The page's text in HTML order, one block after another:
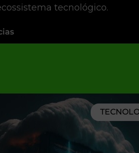
tecnológico.